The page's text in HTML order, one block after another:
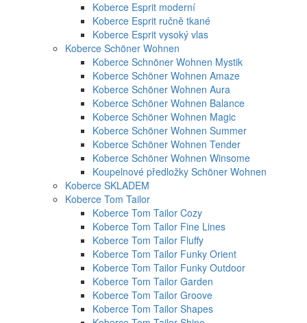
Koberce Esprit moderní
Koberce Esprit ručně tkané
Koberce Esprit vysoký vlas
Koberce Schöner Wohnen
Koberce Schnöner Wohnen Mystik
Koberce Schöner Wohnen Amaze
Koberce Schöner Wohnen Aura
Koberce Schöner Wohnen Balance
Koberce Schöner Wohnen Magic
Koberce Schöner Wohnen Summer
Koberce Schöner Wohnen Tender
Koberce Schöner Wohnen Winsome
Koupelnové předložky Schöner Wohnen
Koberce SKLADEM
Koberce Tom Tailor
Koberce Tom Tailor Cozy
Koberce Tom Tailor Fine Lines
Koberce Tom Tailor Fluffy
Koberce Tom Tailor Funky Orient
Koberce Tom Tailor Funky Outdoor
Koberce Tom Tailor Garden
Koberce Tom Tailor Groove
Koberce Tom Tailor Shapes